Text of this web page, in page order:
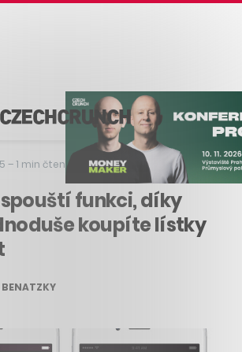
–1 min čtení
funkci, díky
koupíte lístky